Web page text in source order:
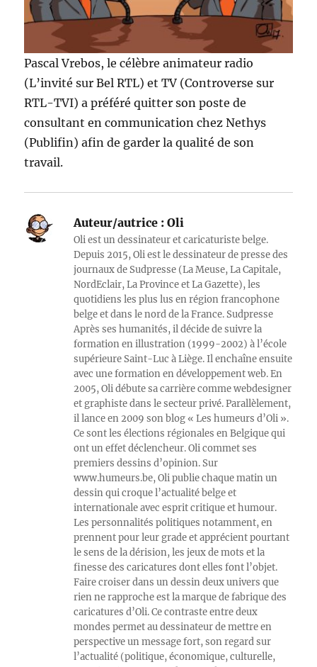
Pascal Vrebos, le célèbre animateur radio
(L’invité sur Bel RTL) et TV (Controverse sur
RTL-TVI) a préféré quitter son poste de
consultant en communication chez Nethys
(Publifin) afin de garder la qualité de son
travail.
Auteur/autrice : Oli
Oli est un dessinateur et caricaturiste belge.
Depuis 2015, Oli est le dessinateur de presse des
journaux de Sudpresse (La Meuse, La Capitale,
NordEclair, La Province et La Gazette), les
quotidiens les plus lus en région francophone
belge et dans le nord de la France. Sudpresse
Après ses humanités, il décide de suivre la
formation en illustration (1999-2002) à l’école
supérieure Saint-Luc à Liège. Il enchaîne ensuite
avec une formation en développement web. En
2005, Oli débute sa carrière comme webdesigner
et graphiste dans le secteur privé. Parallèlement,
il lance en 2009 son blog « Les humeurs d’Oli ».
Ce sont les élections régionales en Belgique qui
ont un effet déclencheur. Oli commet ses
premiers dessins d’opinion. Sur
www.humeurs.be, Oli publie chaque matin un
dessin qui croque l’actualité belge et
internationale avec esprit critique et humour.
Les personnalités politiques notamment, en
prennent pour leur grade et apprécient pourtant
le sens de la dérision, les jeux de mots et la
finesse des caricatures dont elles font l’objet.
Faire croiser dans un dessin deux univers que
rien ne rapproche est la marque de fabrique des
caricatures d’Oli. Ce contraste entre deux
mondes permet au dessinateur de mettre en
perspective un message fort, son regard sur
l’actualité (politique, économique, culturelle,